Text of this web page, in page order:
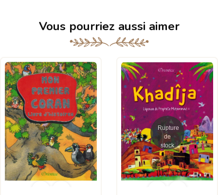
Vous pourriez aussi aimer
Rupture
de
stock